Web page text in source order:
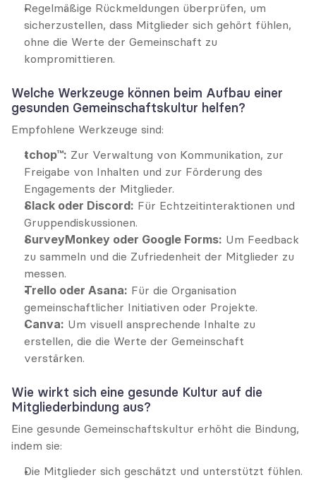
Regelmäßige Rückmeldungen überprüfen, um
sicherzustellen, dass Mitglieder sich gehört fühlen,
ohne die Werte der Gemeinschaft zu
kompromittieren.
Welche Werkzeuge können beim Aufbau einer
gesunden Gemeinschaftskultur helfen?
Empfohlene Werkzeuge sind:
tchop™: Zur Verwaltung von Kommunikation, zur
Freigabe von Inhalten und zur Förderung des
Engagements der Mitglieder.
Slack oder Discord: Für Echtzeitinteraktionen und
Gruppendiskussionen.
SurveyMonkey oder Google Forms: Um Feedback
zu sammeln und die Zufriedenheit der Mitglieder zu
messen.
Trello oder Asana: Für die Organisation
gemeinschaftlicher Initiativen oder Projekte.
Canva: Um visuell ansprechende Inhalte zu
erstellen, die die Werte der Gemeinschaft
verstärken.
Wie wirkt sich eine gesunde Kultur auf die
Mitgliederbindung aus?
Eine gesunde Gemeinschaftskultur erhöht die Bindung,
indem sie:
Die Mitglieder sich geschätzt und unterstützt fühlen.